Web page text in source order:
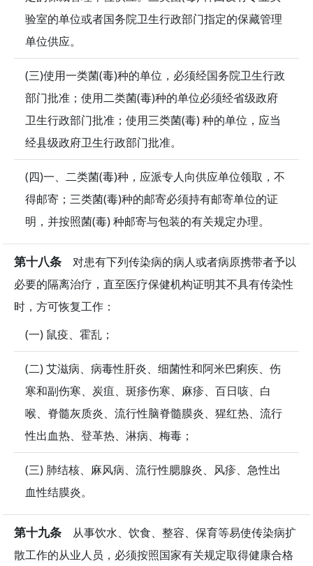
验室的单位或者国务院卫生行政部门指定的保藏管理
单位供应。
(三)使用一类菌(毒)种的单位，必须经国务院卫生行政
部门批准；使用二类菌(毒)种的单位必须经省级政府
卫生行政部门批准；使用三类菌(毒) 种的单位，应当
经县级政府卫生行政部门批准。
(四)一、二类菌(毒)种，应派专人向供应单位领取，不
得邮寄；三类菌(毒)种的邮寄必须持有邮寄单位的证
明，并按照菌(毒) 种邮寄与包装的有关规定办理。
第十八条 对患有下列传染病的病人或者病原携带者予以
必要的隔离治疗，直至医疗保健机构证明其不具有传染性
时，方可恢复工作：
(一) 鼠疫、霍乱；
(二) 艾滋病、病毒性肝炎、细菌性和阿米巴痢疾、伤
寒和副伤寒、炭疽、斑疹伤寒、麻疹、百日咳、白
喉、脊髓灰质炎、流行性脑脊髓膜炎、猩红热、流行
性出血热、登革热、淋病、梅毒；
(三) 肺结核、麻风病、流行性腮腺炎、风疹、急性出
血性结膜炎。
第十九条 从事饮水、饮食、整容、保育等易使传染病扩
散工作的从业人员，必须按照国家有关规定取得健康合格